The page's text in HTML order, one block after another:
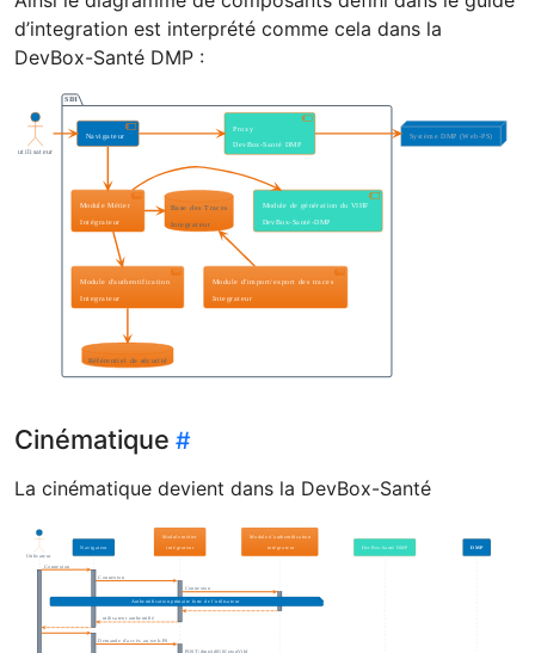
d’integration est interprété comme cela dans la
DevBox-Santé DMP :
Cinématique
La cinématique devient dans la DevBox-Santé